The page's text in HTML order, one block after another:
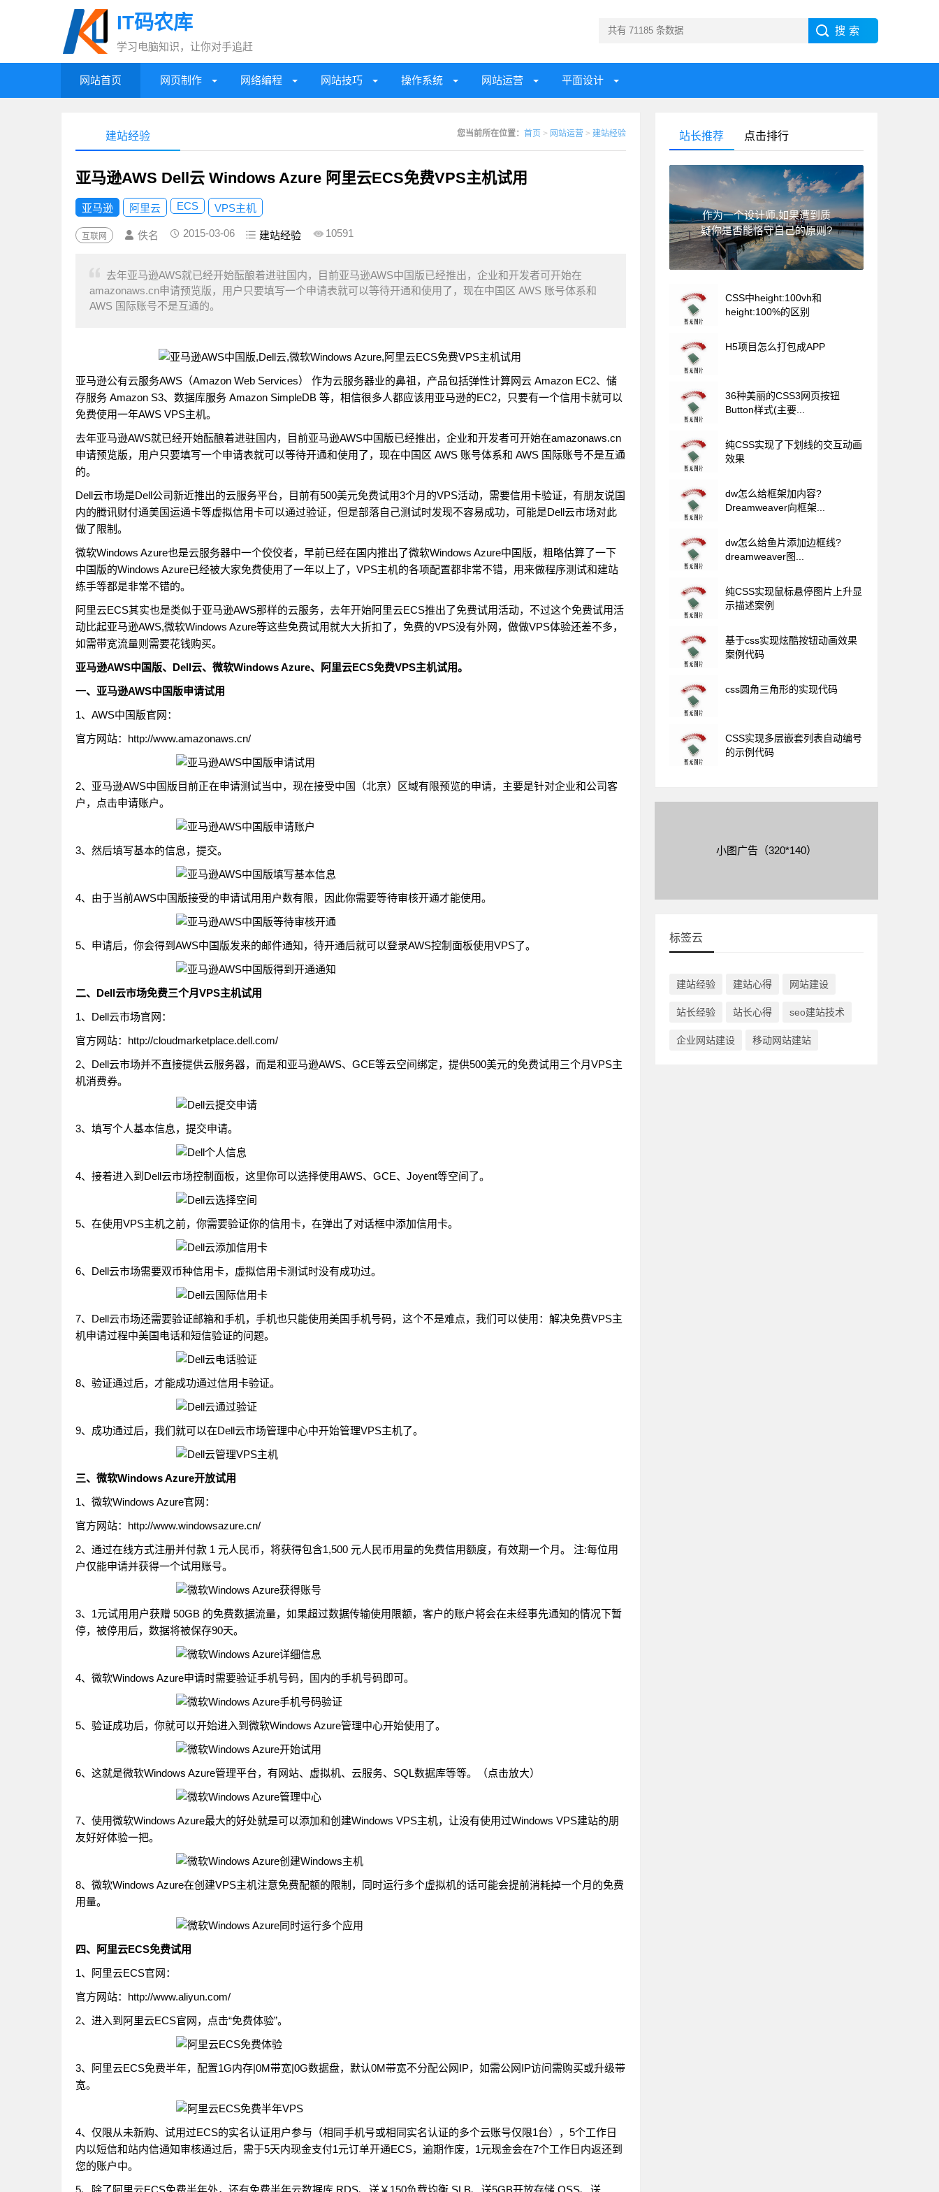
IT码农库
学习电脑知识，让你对手追赶
网站首页 网页制作 网络编程 网站技巧 操作系统 网站运营 平面设计
您当前所在位置： 首页 > 网站运营 > 建站经验
建站经验
亚马逊AWS Dell云 Windows Azure 阿里云ECS免费VPS主机试用
亚马逊 阿里云 ECS VPS主机
互联网 佚名 2015-03-06 建站经验 10591
去年亚马逊AWS就已经开始酝酿着进驻国内，目前亚马逊AWS中国版已经推出，企业和开发者可开始在
amazonaws.cn申请预览版，用户只要填写一个申请表就可以等待开通和使用了，现在中国区 AWS 账号体系和
AWS 国际账号不是互通的。
亚马逊公有云服务AWS（Amazon Web Services） 作为云服务器业的鼻祖，产品包括弹性计算网云 Amazon EC2、储
存服务 Amazon S3、数据库服务 Amazon SimpleDB 等，相信很多人都应该用亚马逊的EC2，只要有一个信用卡就可以
免费使用一年AWS VPS主机。
去年亚马逊AWS就已经开始酝酿着进驻国内，目前亚马逊AWS中国版已经推出，企业和开发者可开始在amazonaws.cn
申请预览版，用户只要填写一个申请表就可以等待开通和使用了，现在中国区 AWS 账号体系和 AWS 国际账号不是互通
的。
Dell云市场是Dell公司新近推出的云服务平台，目前有500美元免费试用3个月的VPS活动，需要信用卡验证，有朋友说国
内的腾讯财付通美国运通卡等虚拟信用卡可以通过验证，但是部落自己测试时发现不容易成功，可能是Dell云市场对此
做了限制。
微软Windows Azure也是云服务器中一个佼佼者，早前已经在国内推出了微软Windows Azure中国版，粗略估算了一下
中国版的Windows Azure已经被大家免费使用了一年以上了，VPS主机的各项配置都非常不错，用来做程序测试和建站
练手等都是非常不错的。
阿里云ECS其实也是类似于亚马逊AWS那样的云服务，去年开始阿里云ECS推出了免费试用活动，不过这个免费试用活
动比起亚马逊AWS,微软Windows Azure等这些免费试用就大大折扣了，免费的VPS没有外网，做做VPS体验还差不多，
如需带宽流量则需要花钱购买。
亚马逊AWS中国版、Dell云、微软Windows Azure、阿里云ECS免费VPS主机试用。
一、亚马逊AWS中国版申请试用
1、AWS中国版官网：
官方网站：http://www.amazonaws.cn/
2、亚马逊AWS中国版目前正在申请测试当中，现在接受中国（北京）区域有限预览的申请，主要是针对企业和公司客
户，点击申请账户。
3、然后填写基本的信息，提交。
4、由于当前AWS中国版接受的申请试用用户数有限，因此你需要等待审核开通才能使用。
5、申请后，你会得到AWS中国版发来的邮件通知，待开通后就可以登录AWS控制面板使用VPS了。
二、Dell云市场免费三个月VPS主机试用
1、Dell云市场官网：
官方网站：http://cloudmarketplace.dell.com/
2、Dell云市场并不直接提供云服务器，而是和亚马逊AWS、GCE等云空间绑定，提供500美元的免费试用三个月VPS主
机消费券。
3、填写个人基本信息，提交申请。
4、接着进入到Dell云市场控制面板，这里你可以选择使用AWS、GCE、Joyent等空间了。
5、在使用VPS主机之前，你需要验证你的信用卡，在弹出了对话框中添加信用卡。
6、Dell云市场需要双币种信用卡，虚拟信用卡测试时没有成功过。
7、Dell云市场还需要验证邮箱和手机，手机也只能使用美国手机号码，这个不是难点，我们可以使用：解决免费VPS主
机申请过程中美国电话和短信验证的问题。
8、验证通过后，才能成功通过信用卡验证。
9、成功通过后，我们就可以在Dell云市场管理中心中开始管理VPS主机了。
三、微软Windows Azure开放试用
1、微软Windows Azure官网：
官方网站：http://www.windowsazure.cn/
2、通过在线方式注册并付款 1 元人民币，将获得包含1,500 元人民币用量的免费信用额度，有效期一个月。 注:每位用
户仅能申请并获得一个试用账号。
3、1元试用用户获赠 50GB 的免费数据流量，如果超过数据传输使用限额，客户的账户将会在未经事先通知的情况下暂
停，被停用后，数据将被保存90天。
4、微软Windows Azure申请时需要验证手机号码，国内的手机号码即可。
5、验证成功后，你就可以开始进入到微软Windows Azure管理中心开始使用了。
6、这就是微软Windows Azure管理平台，有网站、虚拟机、云服务、SQL数据库等等。（点击放大）
7、使用微软Windows Azure最大的好处就是可以添加和创建Windows VPS主机，让没有使用过Windows VPS建站的朋
友好好体验一把。
8、微软Windows Azure在创建VPS主机注意免费配额的限制，同时运行多个虚拟机的话可能会提前消耗掉一个月的免费
用量。
四、阿里云ECS免费试用
1、阿里云ECS官网：
官方网站：http://www.aliyun.com/
2、进入到阿里云ECS官网，点击“免费体验”。
3、阿里云ECS免费半年，配置1G内存|0M带宽|0G数据盘，默认0M带宽不分配公网IP，如需公网IP访问需购买或升级带
宽。
4、仅限从未新购、试用过ECS的实名认证用户参与（相同手机号或相同实名认证的多个云账号仅限1台），5个工作日
内以短信和站内信通知审核通过后，需于5天内现金支付1元订单开通ECS，逾期作废，1元现金会在7个工作日内返还到
您的账户中。
5、除了阿里云ECS免费半年外，还有免费半年云数据库 RDS、送￥150负载均衡 SLB、送5GB开放存储 OSS、送
站长推荐 点击排行
作为一个设计师,如果遭到质
疑你是否能恪守自己的原则?
CSS中height:100vh和
height:100%的区别
H5项目怎么打包成APP
36种美丽的CSS3网页按钮
Button样式(主要...
纯CSS实现了下划线的交互动画
效果
dw怎么给框架加内容?
Dreamweaver向框架...
dw怎么给鱼片添加边框线?
dreamweaver图...
纯CSS实现鼠标悬停图片上升显
示描述案例
基于css实现炫酷按钮动画效果
案例代码
css圆角三角形的实现代码
CSS实现多层嵌套列表自动编号
的示例代码
小图广告（320*140）
标签云
建站经验 建站心得 网站建设
站长经验 站长心得 seo建站技术
企业网站建设 移动网站建站